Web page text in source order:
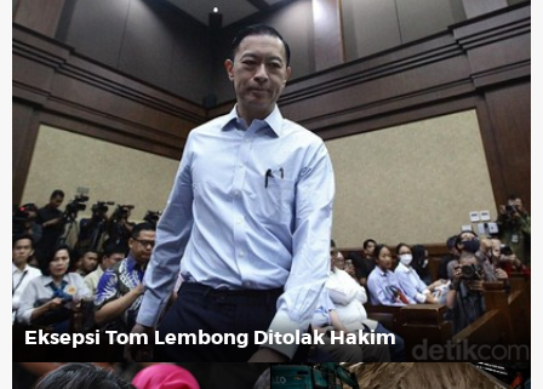
Eksepsi Tom Lembong Ditolak Hakim